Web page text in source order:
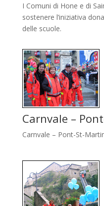
I Comuni di Hone e di
sostenere l’iniziativa
delle scuole.
Carnvale –
Carnvale – Pont-St-